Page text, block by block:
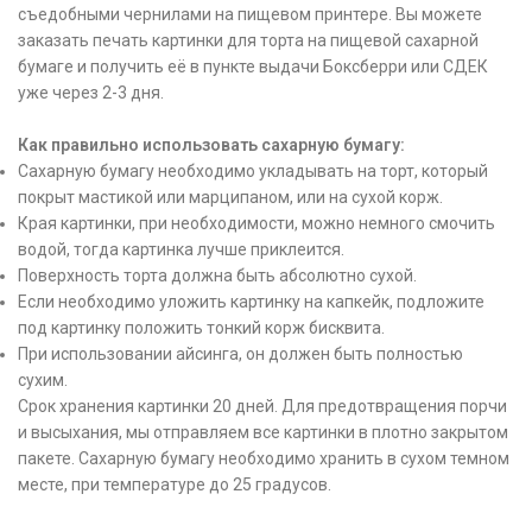
съедобными чернилами на пищевом принтере. Вы можете
заказать печать картинки для торта на пищевой сахарной
бумаге и получить её в пункте выдачи Боксберри или СДЕК
уже через 2-3 дня.
Как правильно использовать сахарную бумагу:
Сахарную бумагу необходимо укладывать на торт, который
покрыт мастикой или марципаном, или на сухой корж.
Края картинки, при необходимости, можно немного смочить
водой, тогда картинка лучше приклеится.
Поверхность торта должна быть абсолютно сухой.
Если необходимо уложить картинку на капкейк, подложите
под картинку положить тонкий корж бисквита.
При использовании айсинга, он должен быть полностью
сухим.
Срок хранения картинки 20 дней. Для предотвращения порчи
и высыхания, мы отправляем все картинки в плотно закрытом
пакете. Сахарную бумагу необходимо хранить в сухом темном
месте, при температуре до 25 градусов.